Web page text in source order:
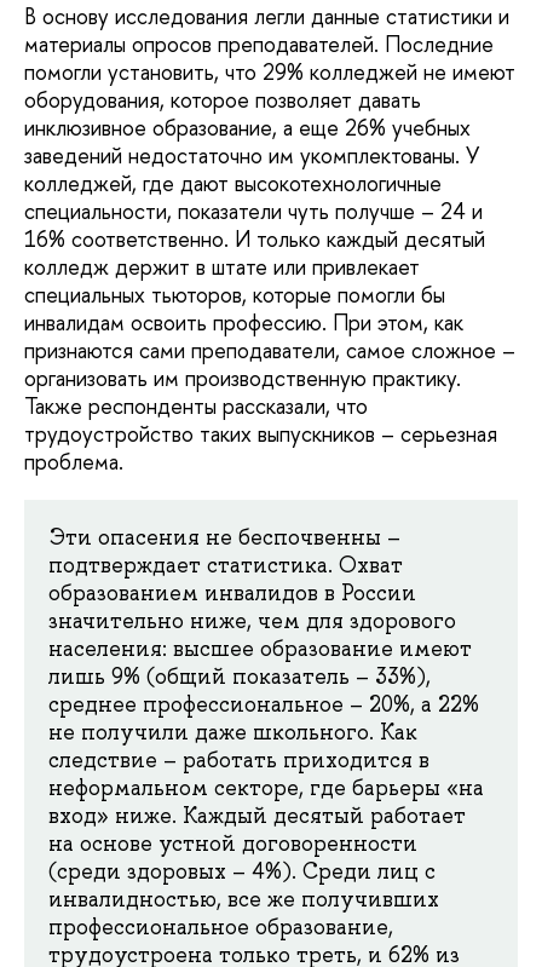
В основу исследования легли данные статистики и
материалы опросов преподавателей. Последние
помогли установить, что 29% колледжей не имеют
оборудования, которое позволяет давать
инклюзивное образование, а еще 26% учебных
заведений недостаточно им укомплектованы. У
колледжей, где дают высокотехнологичные
специальности, показатели чуть получше – 24 и
16% соответственно. И только каждый десятый
колледж держит в штате или привлекает
специальных тьюторов, которые помогли бы
инвалидам освоить профессию. При этом, как
признаются сами преподаватели, самое сложное –
организовать им производственную практику.
Также респонденты рассказали, что
трудоустройство таких выпускников – серьезная
проблема.
Эти опасения не беспочвенны –
подтверждает статистика. Охват
образованием инвалидов в России
значительно ниже, чем для здорового
населения: высшее образование имеют
лишь 9% (общий показатель – 33%),
среднее профессиональное – 20%, а 22%
не получили даже школьного. Как
следствие – работать приходится в
неформальном секторе, где барьеры «на
вход» ниже. Каждый десятый работает
на основе устной договоренности
(среди здоровых – 4%). Среди лиц с
инвалидностью, все же получивших
профессиональное образование,
трудоустроена только треть, и 62% из